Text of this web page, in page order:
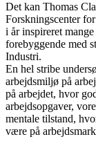
Det kan Thomas
Forskningscenter
i år inspireret
forebyggende med
Industri.
En hel stribe
arbejdsmiljø på
på arbejdet, hvor
arbejdsopgaver,
mentale tilstand,
være på